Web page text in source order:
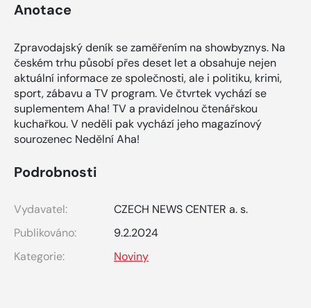
Anotace
Zpravodajský deník se zaměřením na showbyznys. Na
českém trhu působí přes deset let a obsahuje nejen
aktuální informace ze společnosti, ale i politiku, krimi,
sport, zábavu a TV program. Ve čtvrtek vychází se
suplementem Aha! TV a pravidelnou čtenářskou
kuchařkou. V neděli pak vychází jeho magazínový
sourozenec Nedělní Aha!
Podrobnosti
Vydavatel:
CZECH NEWS CENTER a. s.
Publikováno:
9.2.2024
Kategorie:
Noviny